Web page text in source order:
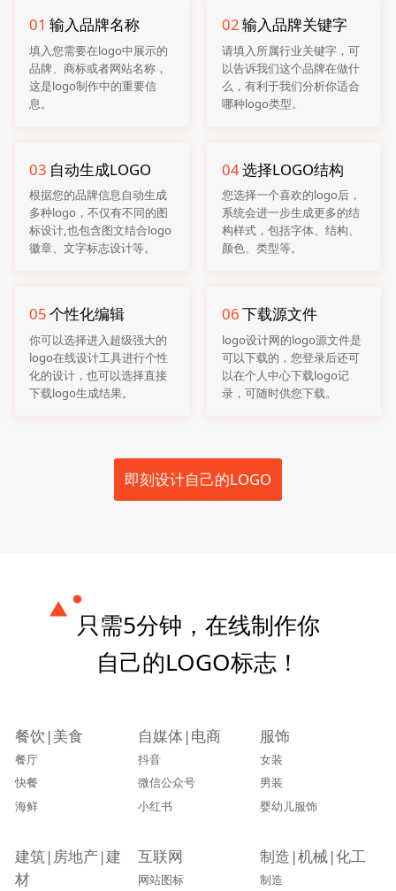
01 输入品牌名称
填入您需要在logo中展示的
品牌、商标或者网站名称，
这是logo制作中的重要信
息。
02输入品牌关键字
请填入所属行业关键字，可
以告诉我们这个品牌在做什
么，有利于我们分析你适合
哪种logo类型。
03 自动生成LOGO
根据您的品牌信息自动生成
多种logo，不仅有不同的图
标设计,也包含图文结合logo
徽章、文字标志设计等。
04选择LOGO结构
您选择一个喜欢的logo后，
系统会进一步生成更多的结
构样式，包括字体、结构、
颜色、类型等。
05个性化编辑
你可以选择进入超级强大的
logo在线设计工具进行个性
化的设计，也可以选择直接
下载logo生成结果。
06下载源文件
logo设计网的logo源文件是
可以下载的，您登录后还可
以在个人中心下载logo记
录，可随时供您下载。
即刻设计自己的LOGO
只需5分钟，在线制作你
自己的LOGO标志！
餐饮|美食
餐厅
快餐
海鲜
自媒体|电商
抖音
微信公众号
小红书
服饰
女装
男装
婴幼儿服饰
建筑|房地产|建
材
互联网
网站图标
制造|机械|化工
制造